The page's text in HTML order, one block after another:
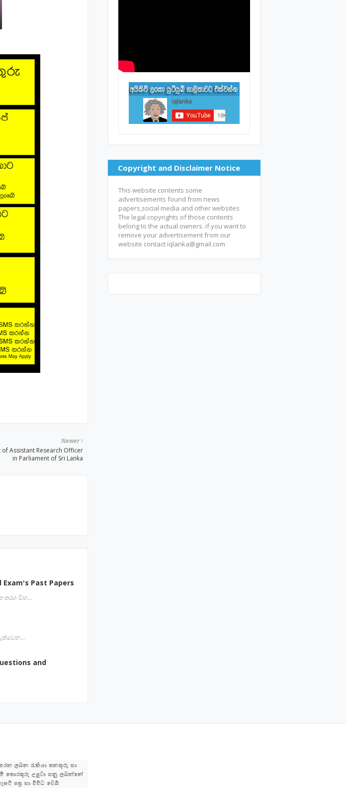
Newer
Assistant Research Officer
in Parliament of Sri Lanka
Exam's Past Papers
තරග විභ…
and
Copyright and Disclaimer Notice
This website contents some
advertisements found from news
papers,social media and other websites
The legal copyrights of those contents
belong to the actual owners. if you want to
remove your advertisement from our
website contact iqlanka@gmail.com